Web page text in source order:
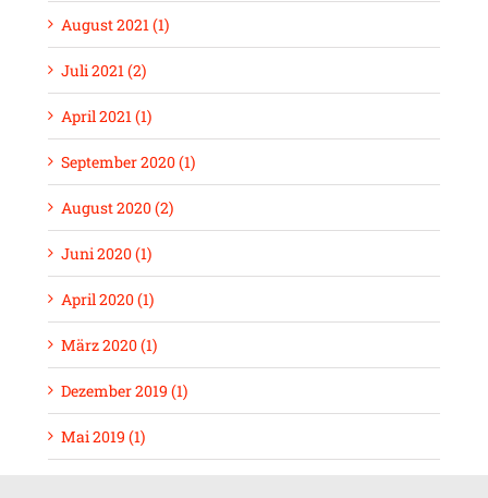
August 2021 (1)
Juli 2021 (2)
April 2021 (1)
September 2020 (1)
August 2020 (2)
Juni 2020 (1)
April 2020 (1)
März 2020 (1)
Dezember 2019 (1)
Mai 2019 (1)